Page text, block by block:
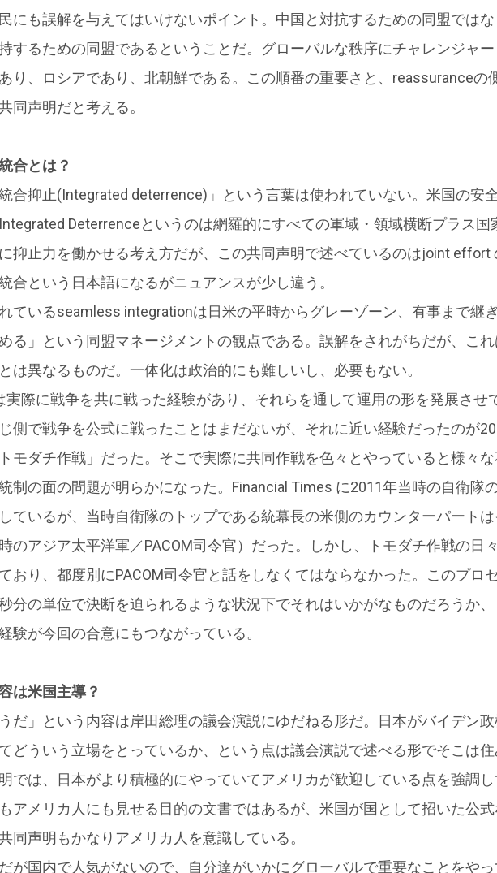
にも誤解を与えてはいけないポイント。中国と対抗するための同盟ではな
するための同盟であるということだ。グローバルな秩序にチャレンジャ
り、ロシアであり、北朝鮮である。この順番の重要さと、reassuranceの
同声明だと考える。
合とは？
合抑止(Integrated deterrence)」という言葉は使われていない。米国の安
Deterrenceというのは網羅的にすべての軍域・領域横断プラス国
抑止力を働かせる考え方だが、この共同声明で述べているのはjoint effort
合という日本語になるがニュアンスが少し違う。
ているseamless integrationは日米の平時からグレーゾーン、有事まで継
る」という同盟マネージメントの観点である。誤解をされがちだが、こ
は異なるものだ。一体化は政治的にも難しいし、必要もない。
実際に戦争を共に戦った経験があり、それらを通して運用の形を発展させ
側で戦争を公式に戦ったことはまだないが、それに近い経験だったのが
モダチ作戦」だった。そこで実際に共同作戦を色々とやっていると様々
制の面の問題が明らかになった。Financial Times に2011年当時の自衛隊
ているが、当時自衛隊のトップである統幕長の米側のカウンターパート
のアジア太平洋軍／PACOM司令官）だった。しかし、トモダチ作戦の日
おり、都度別にPACOM司令官と話をしなくてはならなかった。このプロ
分の単位で決断を迫られるような状況下でそれはいかがなものだろうか
験が今回の合意にもつながっている。
は米国主導？
だ」という内容は岸田総理の議会演説にゆだねる形だ。日本がバイデン
どういう立場をとっているか、という点は議会演説で述べる形でそこは住
では、日本がより積極的にやっていてアメリカが歓迎している点を強調し
アメリカ人にも見せる目的の文書ではあるが、米国が国として招いた公
同声明もかなりアメリカ人を意識している。
が国内で人気がないので、自分達がいかにグローバルで重要なことをやっ